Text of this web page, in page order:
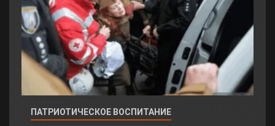
ПАТРИОТИЧЕСКОЕ ВОСПИТАНИЕ